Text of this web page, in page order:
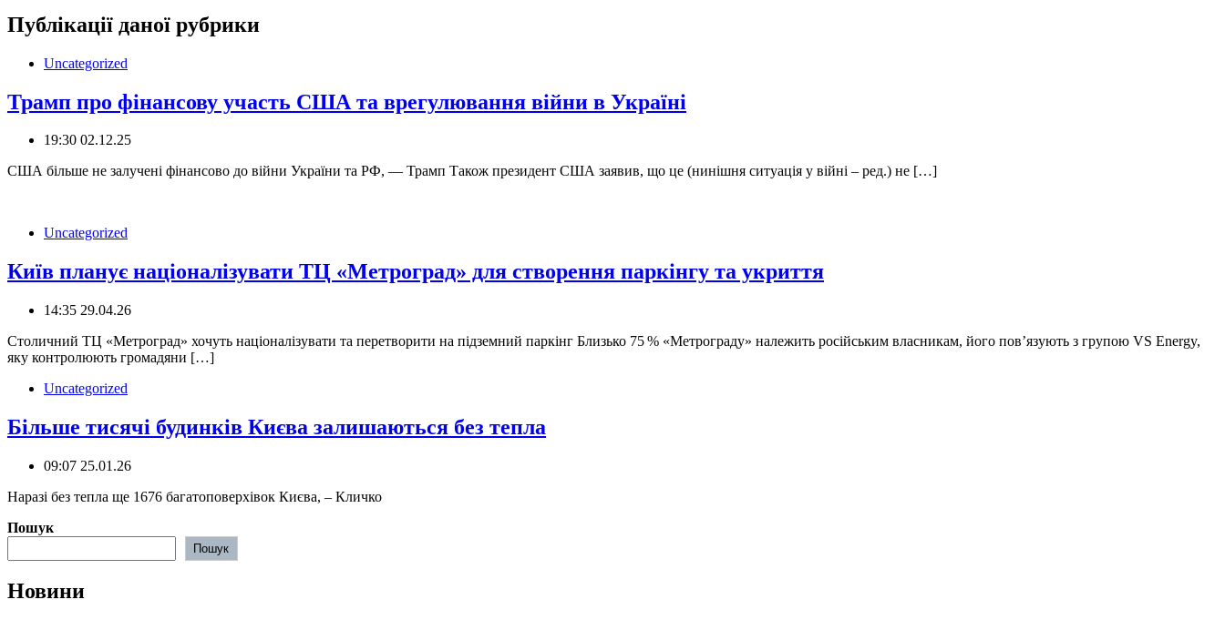
Публікації даної рубрики
Uncategorized
Трамп про фінансову участь США та врегулювання війни в Україні
19:30 02.12.25
США більше не залучені фінансово до війни України та РФ, — Трамп Також президент США заявив, що це (нинішня ситуація у війні – ред.) не […]
Uncategorized
Київ планує націоналізувати ТЦ «Метроград» для створення паркінгу та укриття
14:35 29.04.26
Столичний ТЦ «Метроград» хочуть націоналізувати та перетворити на підземний паркінг Близько 75 % «Метрограду» належить російським власникам, його повʼязують з групою VS Energy,
яку контролюють громадяни […]
Uncategorized
Більше тисячі будинків Києва залишаються без тепла
09:07 25.01.26
️Наразі без тепла ще 1676 багатоповерхівок Києва, – Кличко
Пошук
Пошук
Новини